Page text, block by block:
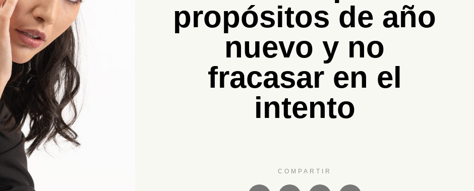
propósitos de año
nuevo y no
fracasar en el
intento
COMPARTIR